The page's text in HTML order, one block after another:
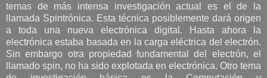
temas de más intensa investigación actual es el de la
llamada Spintrónica. Esta técnica posiblemente dará origen
a toda una nueva electrónica digital. Hasta ahora la
electrónica estaba basada en la carga eléctrica del electrón.
Sin embargo otra propiedad fundamental del electrón, el
llamado spin, no ha sido explotada en electrónica. Otro tema